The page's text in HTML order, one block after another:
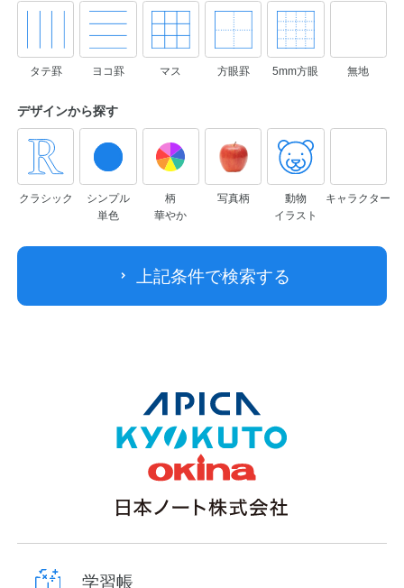
タテ罫 ヨコ罫 マス 方眼罫 5mm方眼 無地
デザインから探す
クラシック
シンプル
単色
柄
華やか
写真柄
動物
イラスト
キャラクター
上記条件で検索する
学習帳